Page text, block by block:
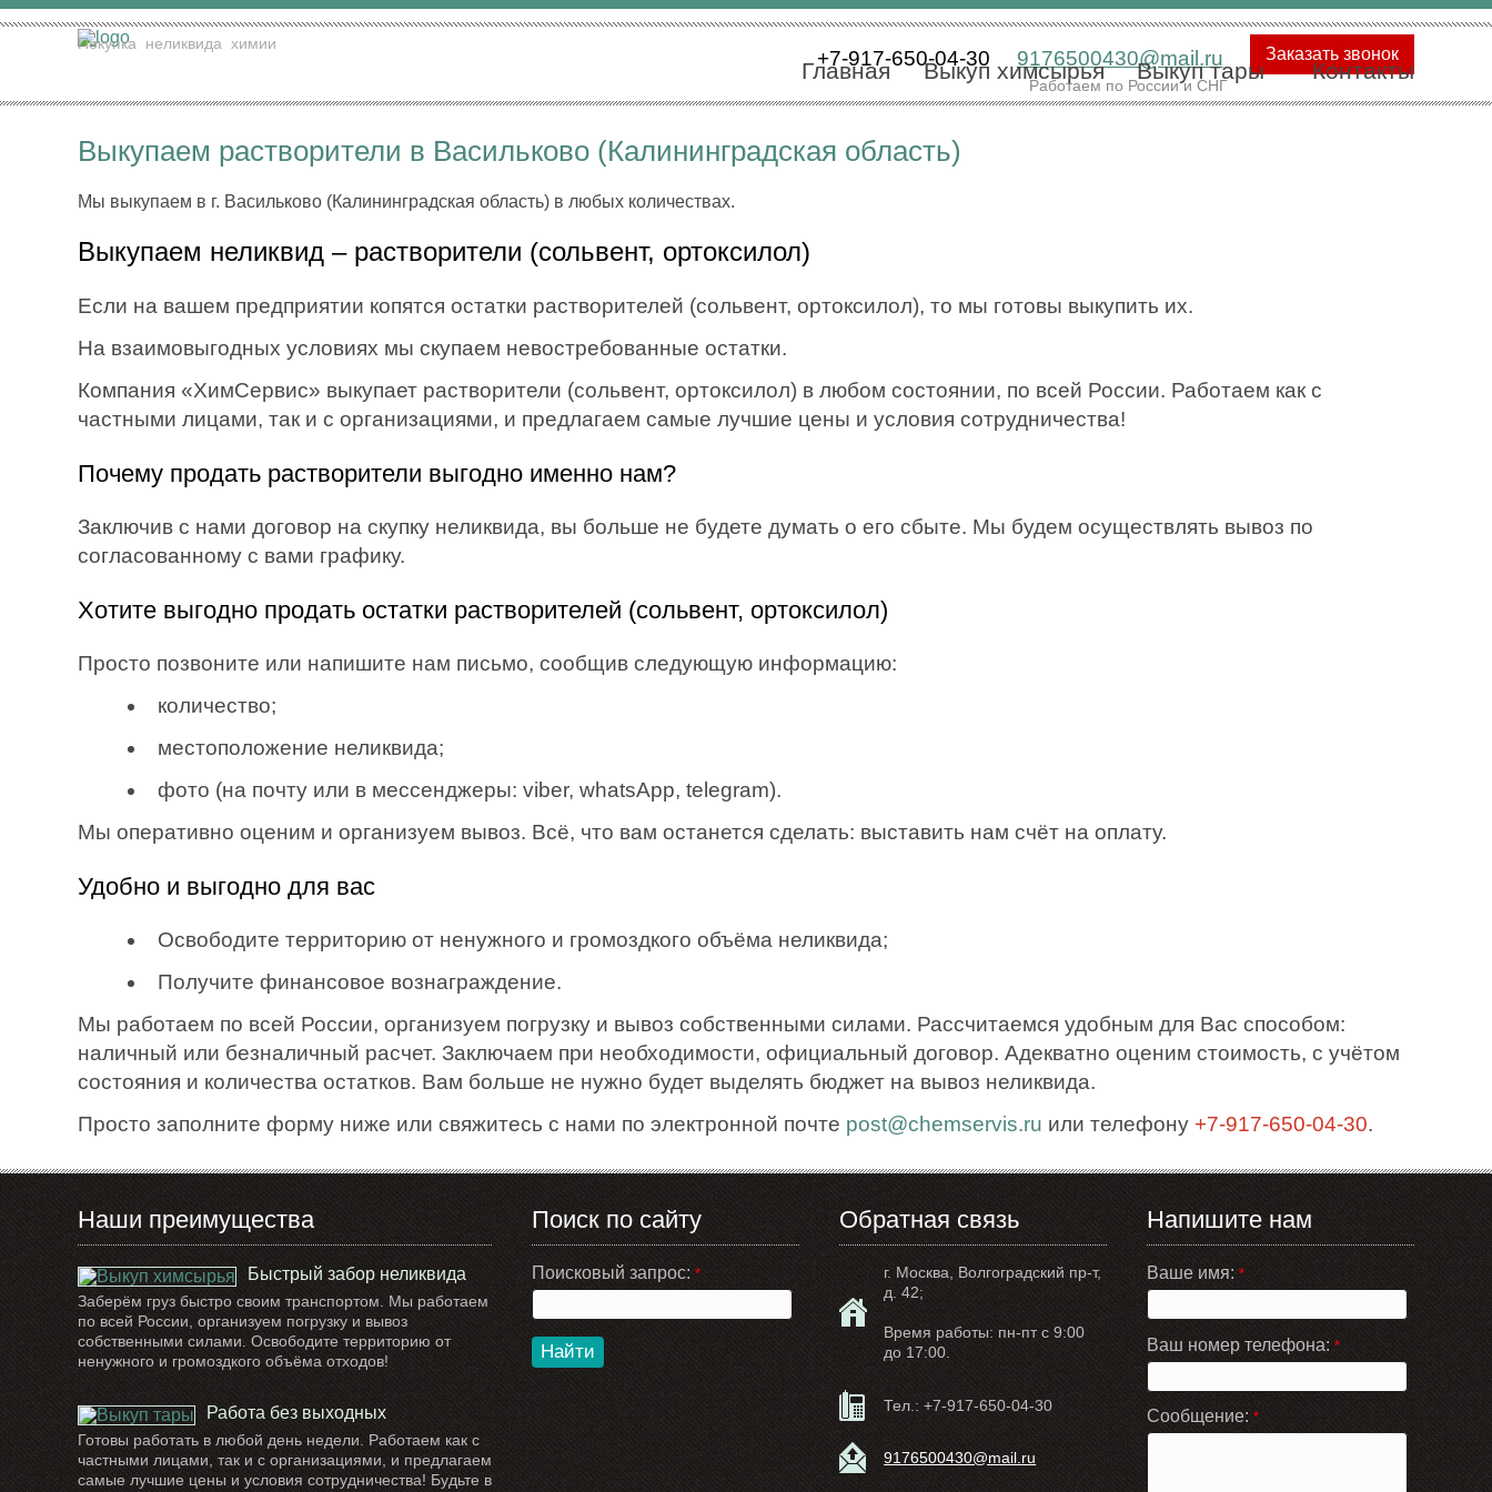
Покупка неликвида химии
+7-917-650-04-30 9176500430@mail.ru
Работаем по России и СНГ
Заказать звонок
Главная Выкуп химсырья Выкуп тары Контакты
Выкупаем растворители в Васильково (Калининградская область)
Мы выкупаем в г. Васильково (Калининградская область) в любых количествах.
Выкупаем неликвид – растворители (сольвент, ортоксилол)
Если на вашем предприятии копятся остатки растворителей (сольвент, ортоксилол), то мы готовы выкупить их.
На взаимовыгодных условиях мы скупаем невостребованные остатки.
Компания «ХимСервис» выкупает растворители (сольвент, ортоксилол) в любом состоянии, по всей России. Работаем как с
частными лицами, так и с организациями, и предлагаем самые лучшие цены и условия сотрудничества!
Почему продать растворители выгодно именно нам?
Заключив с нами договор на скупку неликвида, вы больше не будете думать о его сбыте. Мы будем осуществлять вывоз по
согласованному с вами графику.
Хотите выгодно продать остатки растворителей (сольвент, ортоксилол)
Просто позвоните или напишите нам письмо, сообщив следующую информацию:
количество;
местоположение неликвида;
фото (на почту или в мессенджеры: viber, whatsApp, telegram).
Мы оперативно оценим и организуем вывоз. Всё, что вам останется сделать: выставить нам счёт на оплату.
Удобно и выгодно для вас
Освободите территорию от ненужного и громоздкого объёма неликвида;
Получите финансовое вознаграждение.
Мы работаем по всей России, организуем погрузку и вывоз собственными силами. Рассчитаемся удобным для Вас способом:
наличный или безналичный расчет. Заключаем при необходимости, официальный договор. Адекватно оценим стоимость, с учётом
состояния и количества остатков. Вам больше не нужно будет выделять бюджет на вывоз неликвида.
Просто заполните форму ниже или свяжитесь с нами по электронной почте post@chemservis.ru или телефону +7-917-650-04-30.
Наши преимущества
Быстрый забор неликвида
Заберём груз быстро своим транспортом. Мы работаем
по всей России, организуем погрузку и вывоз
собственными силами. Освободите территорию от
ненужного и громоздкого объёма отходов!
Работа без выходных
Готовы работать в любой день недели. Работаем как с
частными лицами, так и с организациями, и предлагаем
самые лучшие цены и условия сотрудничества! Будьте в
Поиск по сайту
Поисковый запрос:*
Найти
Обратная связь
г. Москва, Волгоградский пр-т,
д. 42;
Время работы: пн-пт с 9:00
до 17:00.
Тел.:+7-917-650-04-30
9176500430@mail.ru
Напишите нам
Ваше имя: *
Ваш номер телефона: *
Сообщение: *